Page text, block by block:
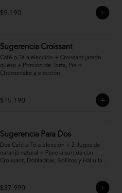
$9.190
Sugerencia Croissant
Café o Té a elección + Croissant jamón
queso + Porción de Torta, Pie o
Cheesecake a elección
$15.190
Sugerencia Para Dos
Dos Café o Té a elección + 2 Jugos de
naranja natural + Panera surtida con
Croissant, Dobladitas, Bollitos y Hallullas
Torta, Pie o Cheesecake a elección
$37.990